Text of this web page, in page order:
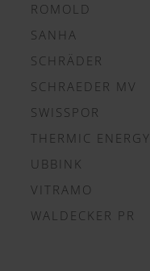
ROMOLD
SANHA
SCHRÄDER
SCHRAEDER MV
SWISSPOR
THERMIC ENERGY
UBBINK
VITRAMO
WALDECKER PR